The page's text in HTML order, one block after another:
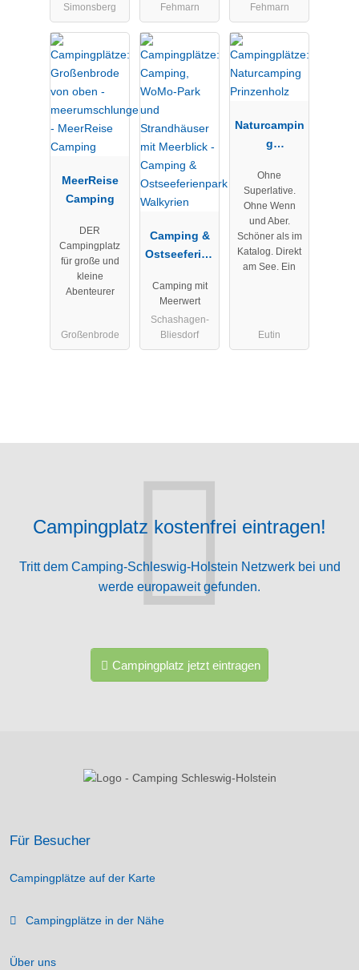
Simonsberg Fehmarn
Fehmarn
MeerReise
Camping
DER
Campingplatz
für große und
kleine
Abenteurer
Großenbrode
Camping &
Ostseeferien
Walkyrien
Camping mit
Meerwert
Schashagen-
Bliesdorf
Naturcampin
g
Ohne
Superlative.
Ohne Wenn
und Aber.
Schöner als im
Katalog. Direkt
am See. Ein
Eutin
Campingplatz kostenfrei eintragen!
Tritt dem Camping-Schleswig-Holstein Netzwerk bei und
werde europaweit gefunden.
Campingplatz jetzt eintragen
Für Besucher
Campingplätze auf der Karte
Campingplätze in der Nähe
Über uns